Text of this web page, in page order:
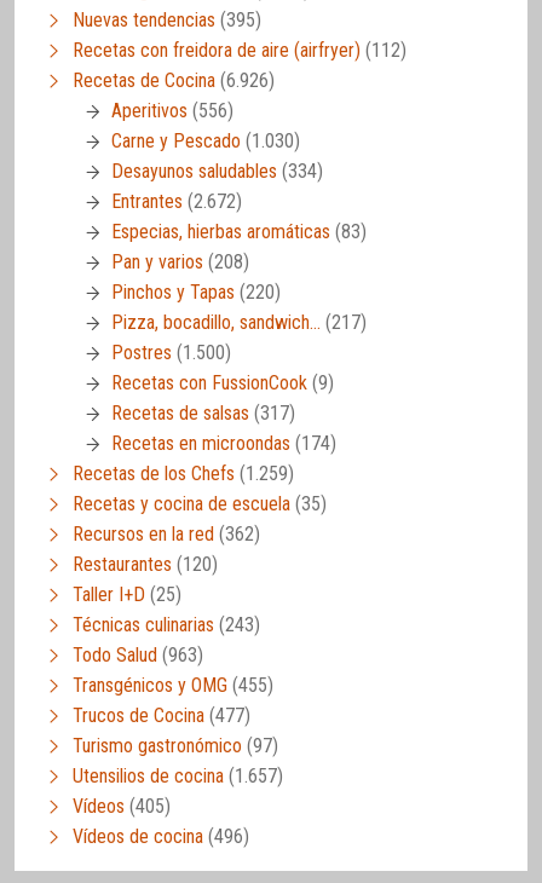
Nuevas tendencias (395)
Recetas con freidora de aire (airfryer) (112)
Recetas de Cocina (6.926)
Aperitivos (556)
Carne y Pescado (1.030)
Desayunos saludables (334)
Entrantes (2.672)
Especias, hierbas aromáticas (83)
Pan y varios (208)
Pinchos y Tapas (220)
Pizza, bocadillo, sandwich… (217)
Postres (1.500)
Recetas con FussionCook (9)
Recetas de salsas (317)
Recetas en microondas (174)
Recetas de los Chefs (1.259)
Recetas y cocina de escuela (35)
Recursos en la red (362)
Restaurantes (120)
Taller I+D (25)
Técnicas culinarias (243)
Todo Salud (963)
Transgénicos y OMG (455)
Trucos de Cocina (477)
Turismo gastronómico (97)
Utensilios de cocina (1.657)
Vídeos (405)
Vídeos de cocina (496)